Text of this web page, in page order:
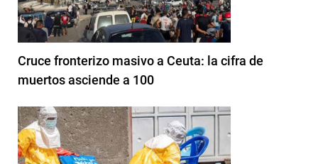
Cruce fronterizo masivo a Ceuta: la cifra de
muertos asciende a 100